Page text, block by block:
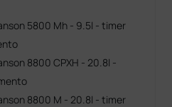
5800 Mh - 9.5l - timer
8800 CPXH - 20.8l -
8800 M - 20.8l - timer